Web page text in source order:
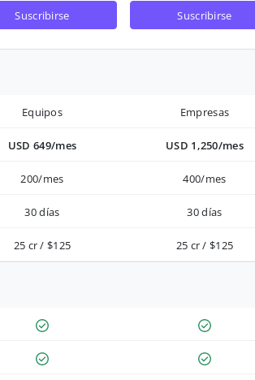
suscribirse suscribirse
Equipos Empresas
USD 649/mes USD 1,250/mes
200/mes 400/mes
30 días 30 días
25 cr / $125 25 cr / $125